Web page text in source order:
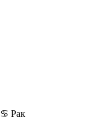
♋ Рак